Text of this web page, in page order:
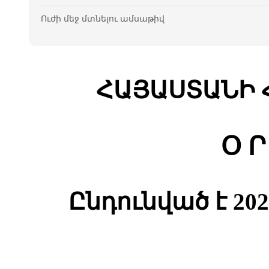
Ուժի մեջ մտնելու ամսաթիվ
ՀԱՅԱՍՏԱՆԻ
Օ
Ընդունված է